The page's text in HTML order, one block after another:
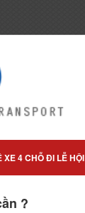
XE 4 CHỖ ĐI LỄ HỘI
?